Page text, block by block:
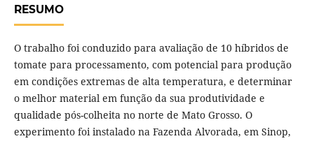
RESUMO
O trabalho foi conduzido para avaliação de 10 híbridos de
tomate para processamento, com potencial para produção
em condições extremas de alta temperatura, e determinar
o melhor material em função da sua produtividade e
qualidade pós-colheita no norte de Mato Grosso. O
experimento foi instalado na Fazenda Alvorada, em Sinop,